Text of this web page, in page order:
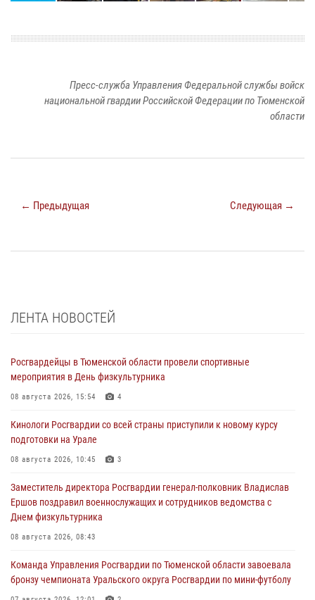
Пресс-служба Управления Федеральной службы войск
национальной гвардии Российской Федерации по Тюменской
области
← Предыдущая Следующая →
ЛЕНТА НОВОСТЕЙ
Росгвардейцы в Тюменской области провели спортивные
мероприятия в День физкультурника
08 августа 2026, 15:54 4
Кинологи Росгвардии со всей страны приступили к новому курсу
подготовки на Урале
08 августа 2026, 10:45 3
Заместитель директора Росгвардии генерал-полковник Владислав
Ершов поздравил военнослужащих и сотрудников ведомства с
Днем физкультурника
08 августа 2026, 08:43
Команда Управления Росгвардии по Тюменской области завоевала
бронзу чемпионата Уральского округа Росгвардии по мини-футболу